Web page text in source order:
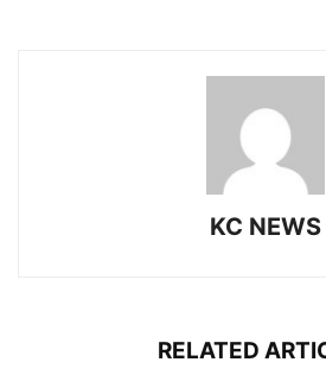
KC NEWS
RELATED